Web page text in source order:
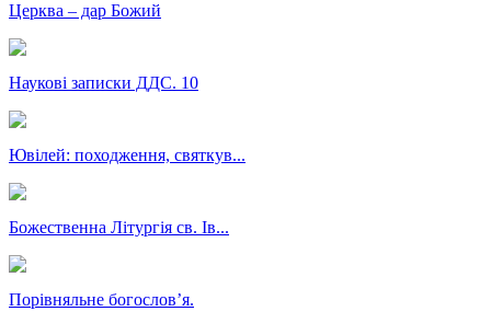
Церква – дар Божий
Наукові записки ДДС. 10
Ювілей: походження, святкув...
Божественна Літургія св. Ів...
Порівняльне богословʼя.